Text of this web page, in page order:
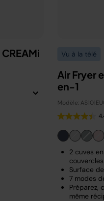
Vu à la télé
Air Fryer
en-1
Modèle:
2 cuves
couvercles
Surface
7 modes
Préparez,
même